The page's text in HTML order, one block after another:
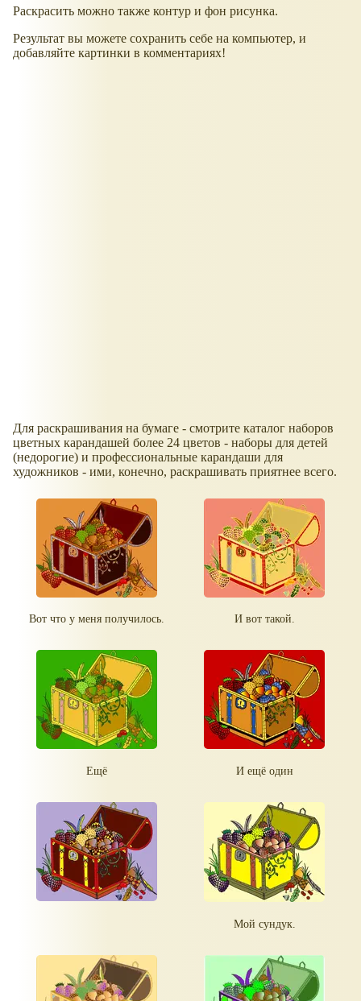
Раскрасить можно также контур и фон рисунка.
Результат вы можете сохранить себе на компьютер, и
добавляйте картинки в комментариях!
Для раскрашивания на бумаге - смотрите каталог наборов
цветных карандашей более 24 цветов - наборы для детей
(недорогие) и профессиональные карандаши для
художников - ими, конечно, раскрашивать приятнее всего.
Вот что у меня получилось. И вот такой.
Ещё И ещё один
Мой сундук.